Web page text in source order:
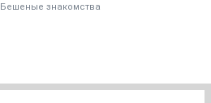
Бешеные знакомства